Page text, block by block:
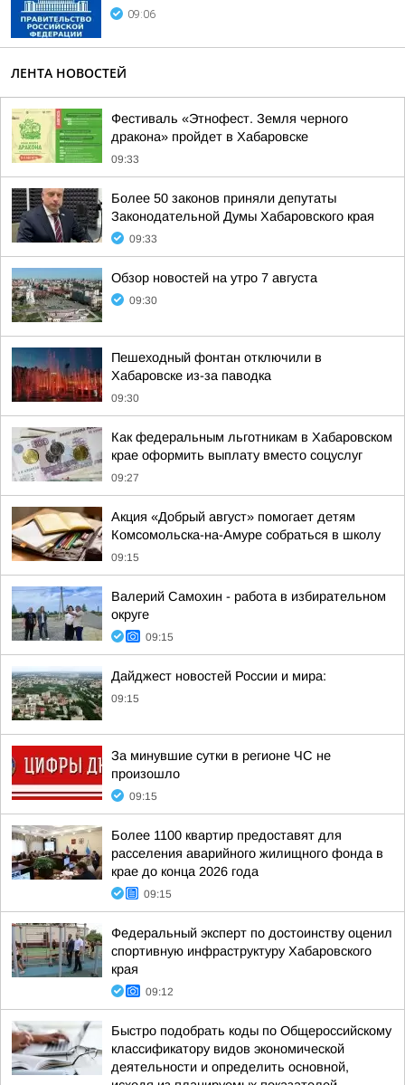
09:06
ЛЕНТА НОВОСТЕЙ
Фестиваль «Этнофест. Земля черного
дракона» пройдет в Хабаровске
09:33
Более 50 законов приняли депутаты
Законодательной Думы Хабаровского края
09:33
Обзор новостей на утро 7 августа
09:30
Пешеходный фонтан отключили в
Хабаровске из-за паводка
09:30
Как федеральным льготникам в Хабаровском
крае оформить выплату вместо соцуслуг
09:27
Акция «Добрый август» помогает детям
Комсомольска-на-Амуре собраться в школу
09:15
Валерий Самохин - работа в избирательном
округе
09:15
Дайджест новостей России и мира:
09:15
За минувшие сутки в регионе ЧС не
произошло
09:15
Более 1100 квартир предоставят для
расселения аварийного жилищного фонда в
крае до конца 2026 года
09:15
Федеральный эксперт по достоинству оценил
спортивную инфраструктуру Хабаровского
края
09:12
Быстро подобрать коды по Общероссийскому
классификатору видов экономической
деятельности и определить основной,